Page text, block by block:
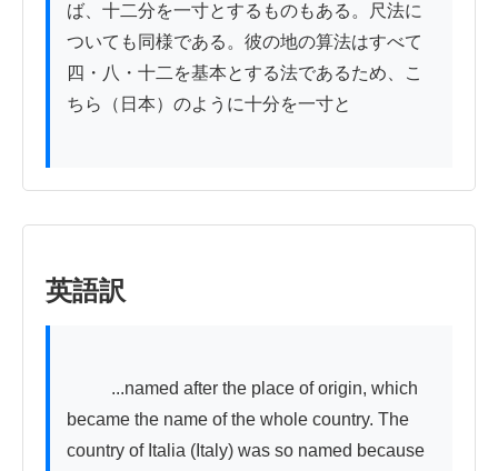
ば、十二分を一寸とするものもある。尺法に
ついても同様である。彼の地の算法はすべて
四・八・十二を基本とする法であるため、こ
ちら（日本）のように十分を一寸と
英語訳
became the name of the whole country. The
country of Italia (Italy) was so named because